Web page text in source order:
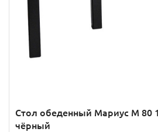
Стол обеденный Мариус М 80
чёрный